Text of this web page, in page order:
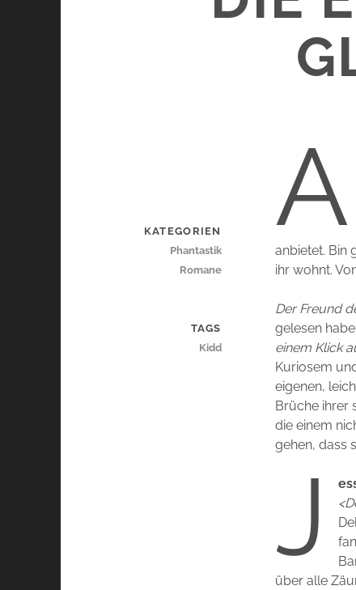
A
anbietet. Bin
ihr wohnt.
Der Freund
gelesen
einem Klick
Kuriosem
eigenen,
Brüche ihrer
die einem
gehen, dass
J
über alle
KATEGORIEN
Phantastik
Romane
TAGS
Kidd